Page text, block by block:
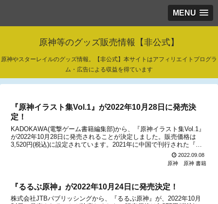
MENU
原神等のグッズ販売情報【非公式】
原神やスターレイルのグッズ情報。【非公式】本サイトはアフィリエイトプログラ
ム・広告による収益を得ています
『原神イラスト集Vol.1』が2022年10月28日に発売決
定！
KADOKAWA(電撃ゲーム書籍編集部)から、『原神イラスト集Vol.1』
が2022年10月28日に発売されることが決定しました。販売価格は
3,520円(税込)に設定されています。2021年に中国で刊行された『原
神』初の公式イラスト集の第一弾が、日本でも発売決定！キャラクタ
2022.09.08
原神
原神 書籍
『るるぶ原神』が2022年10月24日に発売決定！
株式会社JTBパブリッシングから、『るるぶ原神』が、2022年10月